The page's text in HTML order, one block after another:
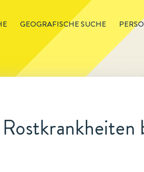
GEOGRAFISCHE SUCHE